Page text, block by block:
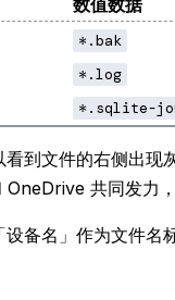
数值数据
*.bak
*.log
*.sqlite-
到文件的右侧出现
共同发力
备名」作为文件名